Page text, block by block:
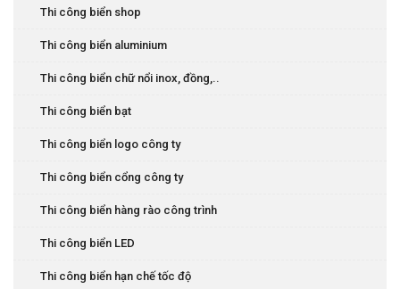
Thi công biển nội quy, chỉ dẫn
Thi công biển phòng, chức danh
Thi công biển báo
Thi công biển LED
Thi công biển shop
Thi công biển aluminium
Thi công biển chữ nổi inox, đồng,..
Thi công biển bạt
Thi công biển logo công ty
Thi công biển cổng công ty
Thi công biển hàng rào công trình
Thi công biển LED
Thi công biển hạn chế tốc độ